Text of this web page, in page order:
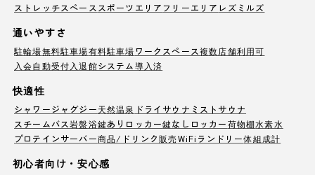
ストレッチスペース スポーツエリア フリーエリア レズミルズ
通いやすさ
駐輪場無料駐車場有料駐車場ワークスペース複数店舗利用可
入会自動受付 入退館システム導入済
快適性
シャワージャグジー天然温泉 ドライサウナ ミストサウナ
スチームバス岩盤浴鍵ありロッカー鍵なしロッカー荷物棚水素水
プロテインサーバー商品/ドリンク販売WiFi ランドリー体組成計
初心者向け・安心感